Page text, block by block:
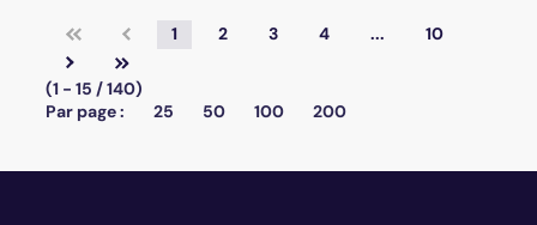
1 2 3 4 ... 10
(1 - 15 / 140)
Par page :
25 50 100 200